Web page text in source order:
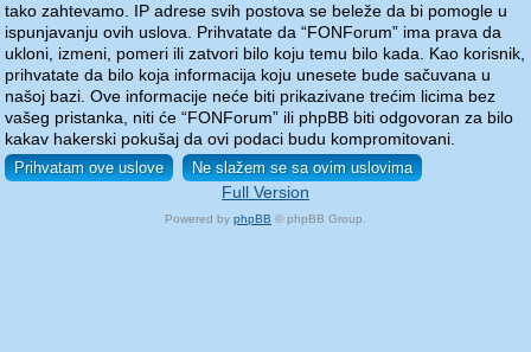
tako zahtevamo. IP adrese svih postova se beleže da bi pomogle u
ispunjavanju ovih uslova. Prihvatate da “FONForum” ima prava da
ukloni, izmeni, pomeri ili zatvori bilo koju temu bilo kada. Kao korisnik,
prihvatate da bilo koja informacija koju unesete bude sačuvana u
našoj bazi. Ove informacije neće biti prikazivane trećim licima bez
vašeg pristanka, niti će “FONForum” ili phpBB biti odgovoran za bilo
kakav hakerski pokušaj da ovi podaci budu kompromitovani.
Full Version
Powered by phpBB © phpBB Group.